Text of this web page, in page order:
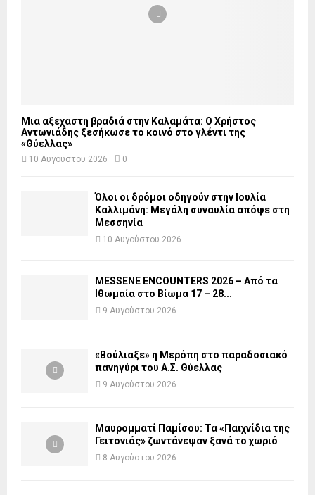
Μια αξεχαστη βραδιά στην Καλαμάτα: Ο Χρήστος
Αντωνιάδης ξεσήκωσε το κοινό στο γλέντι της
«Θύελλας»
10 Αυγούστου 2026 0
Όλοι οι δρόμοι οδηγούν στην Ιουλία
Καλλιμάνη: Μεγάλη συναυλία απόψε στη
Μεσσηνία
10 Αυγούστου 2026
MESSENE ENCOUNTERS 2026 – Από τα
Ιθωμαία στο Βίωμα 17 – 28...
9 Αυγούστου 2026
«Βούλιαξε» η Μερόπη στο παραδοσιακό
πανηγύρι του Α.Σ. Θύελλας
9 Αυγούστου 2026
Μαυρομματί Παμίσου: Τα «Παιχνίδια της
Γειτονιάς» ζωντάνεψαν ξανά το χωριό
8 Αυγούστου 2026